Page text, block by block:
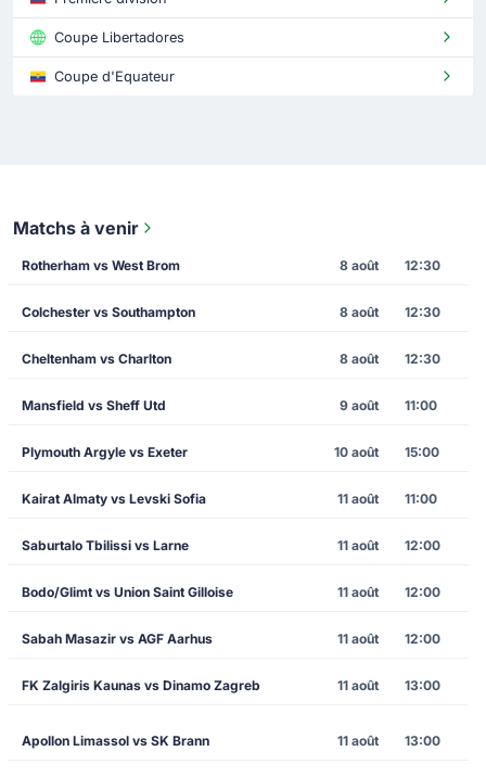
Coupe Libertadores
Coupe d'Equateur
Matchs à venir
Rotherham vs West Brom 8 août 12:30
Colchester vs Southampton 8 août 12:30
Cheltenham vs Charlton 8 août 12:30
Mansfield vs Sheff Utd 9 août 11:00
Plymouth Argyle vs Exeter 10 août 15:00
Kairat Almaty vs Levski Sofia 11 août 11:00
Saburtalo Tbilissi vs Larne 11 août 12:00
Bodo/Glimt vs Union Saint Gilloise 11 août 12:00
Sabah Masazir vs AGF Aarhus 11 août 12:00
FK Zalgiris Kaunas vs Dinamo Zagreb 11 août 13:00
Apollon Limassol vs SK Brann 11 août 13:00